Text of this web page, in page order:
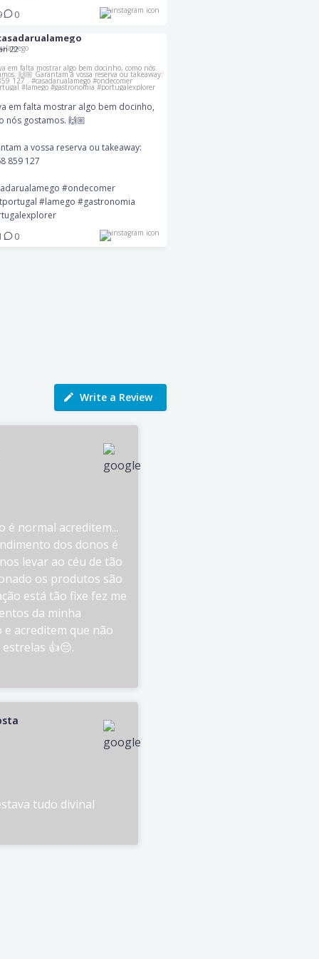
0
22
em falta mostrar algo bem docinho,
a vossa reserva ou takeaway:
.
#ondecomer #visitportugal
em falta mostrar algo bem docinho,
nós gostamos. 🙌🏼
a vossa reserva ou takeaway:
859 127
#ondecomer
#lamego #gastronomia
0
Write a Review
é normal acreditem...
dos donos é
levar ao céu de tão
os produtos são
está tão fixe fez me
da minha
e acreditem que não
👍😔.
tudo divinal